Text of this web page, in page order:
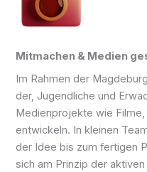
Mitmachen & Medien
Im Rah­men der
der, Jugend­li­che und
Medien­projekte wie
ent­wi­ckeln. In klei­nen
der Idee bis zum fer­ti­gen
sich am Prin­zip der